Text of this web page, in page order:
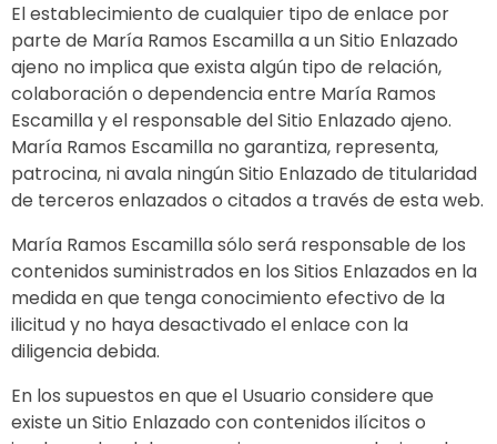
El establecimiento de cualquier tipo de enlace por
parte de María Ramos Escamilla a un Sitio Enlazado
ajeno no implica que exista algún tipo de relación,
colaboración o dependencia entre María Ramos
Escamilla y el responsable del Sitio Enlazado ajeno.
María Ramos Escamilla no garantiza, representa,
patrocina, ni avala ningún Sitio Enlazado de titularidad
de terceros enlazados o citados a través de esta web.
María Ramos Escamilla sólo será responsable de los
contenidos suministrados en los Sitios Enlazados en la
medida en que tenga conocimiento efectivo de la
ilicitud y no haya desactivado el enlace con la
diligencia debida.
En los supuestos en que el Usuario considere que
existe un Sitio Enlazado con contenidos ilícitos o